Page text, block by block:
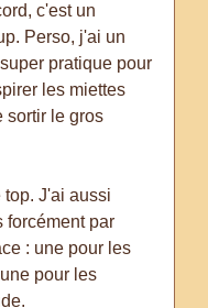
c'est un
Perso, j'ai un
pratique pour
les miettes
sortir le gros
top. J'ai aussi
forcément par
: une pour les
pour les